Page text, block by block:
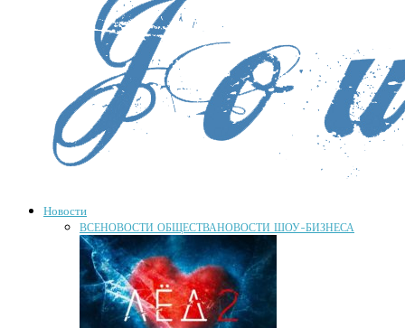
Новости
ВСЕНОВОСТИ ОБЩЕСТВАНОВОСТИ ШОУ-БИЗНЕСА